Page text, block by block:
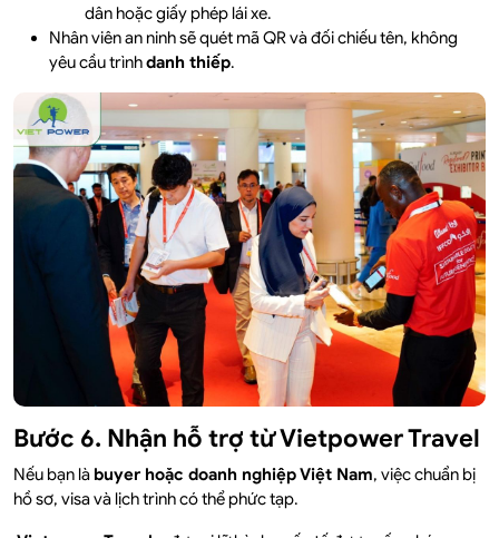
dân hoặc giấy phép lái xe.
Nhân viên an ninh sẽ quét mã QR và đối chiếu tên, không
yêu cầu trìnhdanh thiếp.
Bước 6. Nhận hỗ trợ từ Vietpower Travel
Nếu bạn là buyer hoặc doanh nghiệp Việt Nam, việc chuẩn bị
hồ sơ, visa và lịch trình có thể phức tạp.